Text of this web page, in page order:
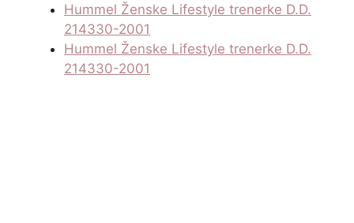
Hummel Ženske Lifestyle trenerke D.D.
214330-2001
Hummel Ženske Lifestyle trenerke D.D.
214330-2001